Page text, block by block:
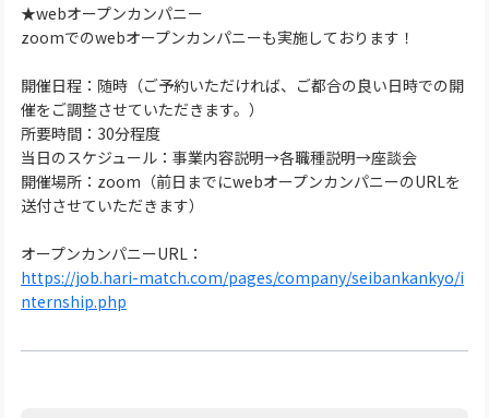
★webオープンカンパニー
zoomでのwebオープンカンパニーも実施しております！
開催日程：随時（ご予約いただければ、ご都合の良い日時での開
催をご調整させていただきます。）
所要時間：30分程度
当日のスケジュール：事業内容説明→各職種説明→座談会
開催場所：zoom（前日までにwebオープンカンパニーのURLを
送付させていただきます）
オープンカンパニーURL：
https://job.hari-match.com/pages/company/seibankankyo/i
nternship.php